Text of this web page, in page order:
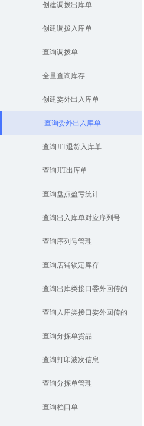
创建调拨出库单
创建调拨入库单
查询调拨单
全量查询库存
创建委外出入库单
查询委外出入库单
查询JIT退货入库单
查询JIT出库单
查询盘点盈亏统计
查询出入库单对应序列号
查询序列号管理
查询店铺锁定库存
查询出库类接口委外回传的
效期和批次信息
查询入库类接口委外回传的
效期和批次信息
查询分拣单货品
查询打印波次信息
查询分拣单管理
查询档口单